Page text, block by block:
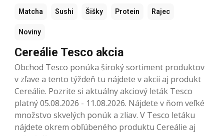
Matcha Sushi Šišky Protein Rajec
Noviny
Cereálie Tesco akcia
Obchod Tesco ponúka široký sortiment produktov
v zľave a tento týždeň tu nájdete v akcii aj produkt
Cereálie. Pozrite si aktuálny akciový leták Tesco
platný 05.08.2026 - 11.08.2026. Nájdete v ňom veľké
množstvo skvelých ponúk a zliav. V Tesco letáku
nájdete okrem obľúbeného produktu Cereálie aj